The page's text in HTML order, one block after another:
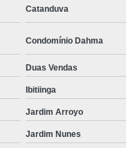
Catanduva
Condomínio Dahma
Duas Vendas
Ibitiinga
Jardim Arroyo
Jardim Nunes